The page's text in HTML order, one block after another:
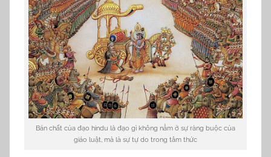
Bản chất của đạo hindu là đạo gì không nằm ở sự ràng buộc của
giáo luật, mà là sự tự do trong tâm thức